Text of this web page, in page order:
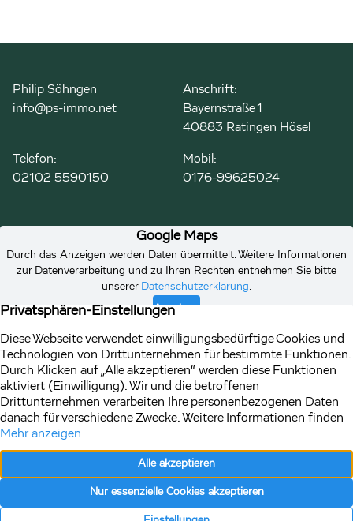
Philip Söhngen
info@ps-immo.net
Anschrift:
Bayernstraße 1
40883 Ratingen Hösel
Telefon:
02102 5590150
Mobil:
0176-99625024
Datenschutz
Vertrag